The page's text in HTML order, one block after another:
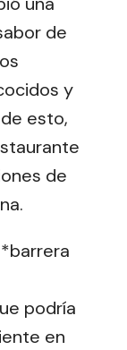
de
y
esto,
de
podría
en